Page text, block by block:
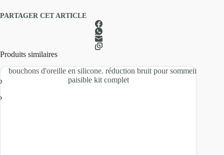
PARTAGER CET ARTICLE
Produits similaires